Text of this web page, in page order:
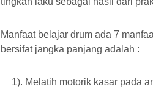
Manfaat belajar drum ada 7 m
bersifat jangka panjang adalah :
1). Melatih motorik kasar pada